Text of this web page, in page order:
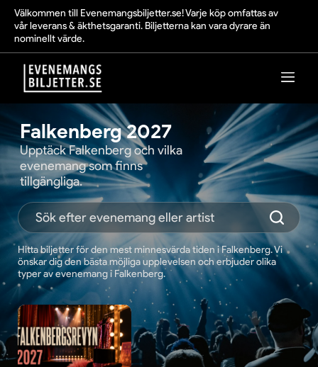
Välkommen till Evenemangsbiljetter.se! Varje köp omfattas av
vår leverans & äkthetsgaranti. Biljetterna kan vara dyrare än
nominellt värde.
Falkenberg 2027
Upptäck Falkenberg och vilka
evenemang som finns
tillgängliga.
Hitta biljetter för den mest minnesvärda tiden i Falkenberg. Vi
önskar dig den bästa möjliga upplevelsen och erbjuder olika
typer av evenemang i Falkenberg.